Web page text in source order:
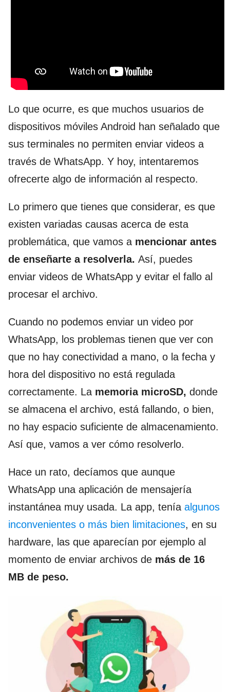
Lo que ocurre, es que muchos usuarios de
dispositivos móviles Android han señalado que
sus terminales no permiten enviar videos a
través de WhatsApp. Y hoy, intentaremos
ofrecerte algo de información al respecto.
Lo primero que tienes que considerar, es que
existen variadas causas acerca de esta
problemática, que vamos a mencionar antes
de enseñarte a resolverla. Así, puedes
enviar videos de WhatsApp y evitar el fallo al
procesar el archivo.
Cuando no podemos enviar un video por
WhatsApp, los problemas tienen que ver con
que no hay conectividad a mano, o la fecha y
hora del dispositivo no está regulada
correctamente. La memoria microSD, donde
se almacena el archivo, está fallando, o bien,
no hay espacio suficiente de almacenamiento.
Así que, vamos a ver cómo resolverlo.
Hace un rato, decíamos que aunque
WhatsApp una aplicación de mensajería
instantánea muy usada. La app, tenía algunos
inconvenientes o más bien limitaciones, en su
hardware, las que aparecían por ejemplo al
momento de enviar archivos de más de 16
MB de peso.